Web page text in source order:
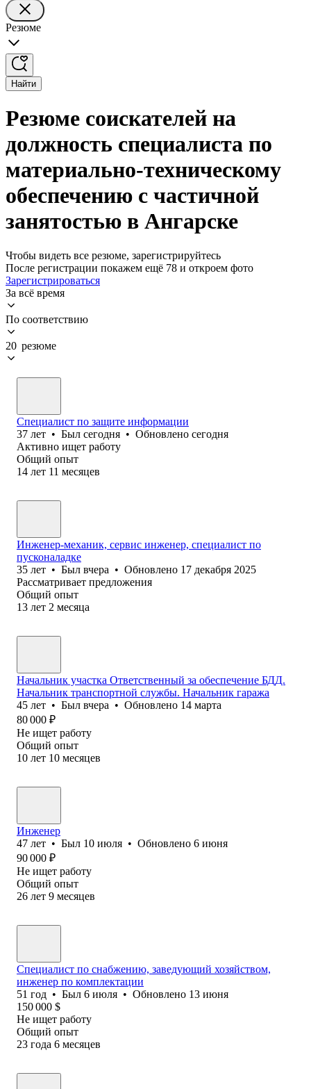
Резюме
Найти
Резюме соискателей на
должность специалиста по
материально-техническому
обеспечению с частичной
занятостью в Ангарске
Чтобы видеть все резюме, зарегистрируйтесь
После регистрации покажем ещё 78 и откроем фото
Зарегистрироваться
За всё время
По соответствию
20 резюме
Специалист по защите информации
37 лет • Был сегодня • Обновлено сегодня
Активно ищет работу
Общий опыт
14 лет 11 месяцев
Инженер-механик, сервис инженер, специалист по
пусконаладке
35 лет • Был вчера • Обновлено 17 декабря 2025
Рассматривает предложения
Общий опыт
13 лет 2 месяца
Начальник участка Ответственный за обеспечение БДД.
Начальник транспортной службы. Начальник гаража
45 лет • Был вчера • Обновлено 14 марта
80 000 ₽
Не ищет работу
Общий опыт
10 лет 10 месяцев
Инженер
47 лет • Был 10 июля • Обновлено 6 июня
90 000 ₽
Не ищет работу
Общий опыт
26 лет 9 месяцев
Специалист по снабжению, заведующий хозяйством,
инженер по комплектации
51 год • Был 6 июля • Обновлено 13 июня
150 000 $
Не ищет работу
Общий опыт
23 года 6 месяцев